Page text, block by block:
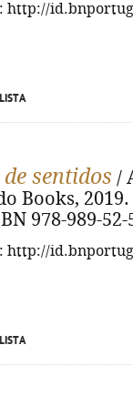
http://
sentidos /
Books,
978-989-52-
http://